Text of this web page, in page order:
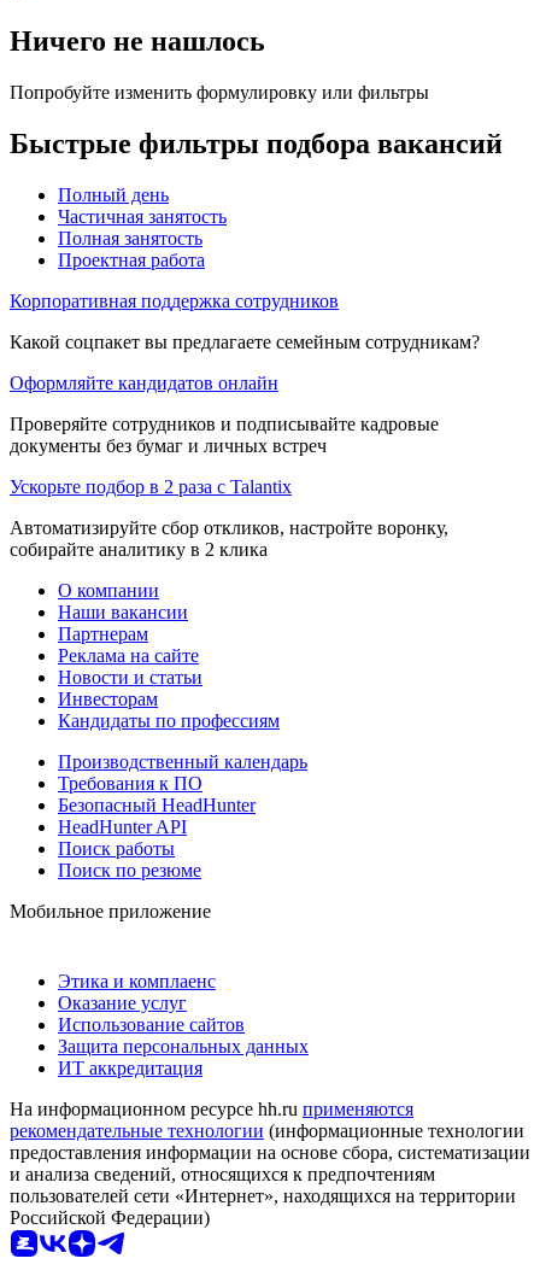
Ничего не нашлось
Попробуйте изменить формулировку или фильтры
Быстрые фильтры подбора вакансий
Полный день
Частичная занятость
Полная занятость
Проектная работа
Корпоративная поддержка сотрудников
Какой соцпакет вы предлагаете семейным сотрудникам?
Оформляйте кандидатов онлайн
Проверяйте сотрудников и подписывайте кадровые
документы без бумаг и личных встреч
Ускорьте подбор в 2 раза с Talantix
Автоматизируйте сбор откликов, настройте воронку,
собирайте аналитику в 2 клика
О компании
Наши вакансии
Партнерам
Реклама на сайте
Новости и статьи
Инвесторам
Кандидаты по профессиям
Производственный календарь
Требования к ПО
Безопасный HeadHunter
HeadHunter API
Поиск работы
Поиск по резюме
Мобильное приложение
Этика и комплаенс
Оказание услуг
Использование сайтов
Защита персональных данных
ИТ аккредитация
На информационном ресурсе hh.ru применяются
рекомендательные технологии (информационные технологии
предоставления информации на основе сбора, систематизации
и анализа сведений, относящихся к предпочтениям
пользователей сети «Интернет», находящихся на территории
Российской Федерации)